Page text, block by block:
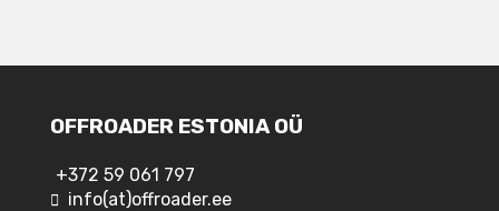
OFFROADER ESTONIA OÜ
+372 59 061 797
info(at)offroader.ee